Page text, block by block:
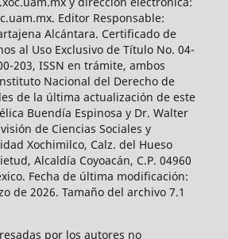
Editor Responsable:
Alcántara. Certificado de
al Uso Exclusivo de Título No. 04-
203, ISSN en trámite, ambos
Nacional del Derecho de
de la última actualización de este
Buendía Espinosa y Dr. Walter
de Ciencias Sociales y
Xochimilco, Calz. del Hueso
Alcaldía Coyoacán, C.P. 04960
Fecha de última modificación:
de 2026. Tamaño del archivo 7.1
por los autores no